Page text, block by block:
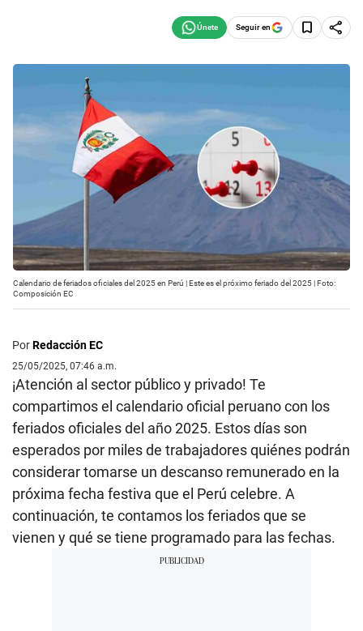
Seguir en
Calendario de feriados oficiales del 2025 en Perú | Este es el próximo feriado del 2025 | Foto:
Composición EC
PorRedacción EC
25/05/2025, 07:46 a.m.
¡Atención al sector público y privado! Te
compartimos el calendario oficial peruano con los
feriados oficiales del año 2025. Estos días son
esperados por miles de trabajadores quiénes podrán
considerar tomarse un descanso remunerado en la
próxima fecha festiva que el Perú celebre. A
continuación, te contamos los feriados que se
vienen y qué se tiene programado para las fechas.